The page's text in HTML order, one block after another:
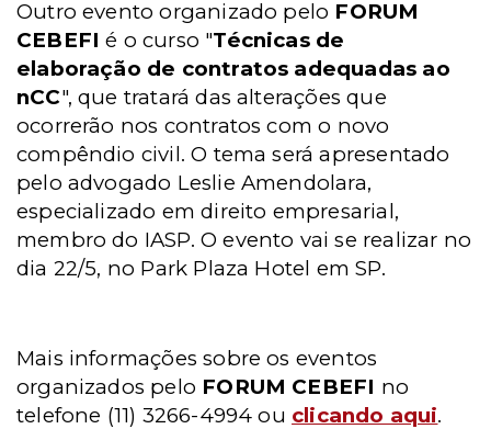
Outro evento organizado pelo FORUM
CEBEFI é o curso "Técnicas de
elaboração de contratos adequadas ao
nCC", que tratará das alterações que
ocorrerão nos contratos com o novo
compêndio civil. O tema será apresentado
pelo advogado Leslie Amendolara,
especializado em direito empresarial,
membro do IASP. O evento vai se realizar no
dia 22/5, no Park Plaza Hotel em SP.
Mais informações sobre os eventos
organizados pelo FORUM CEBEFI no
telefone (11) 3266-4994 ou clicando aqui.